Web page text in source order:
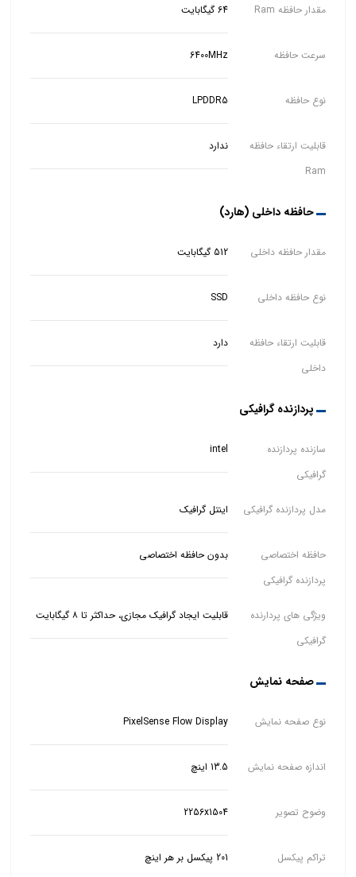
مقدار حافظه Ram 64 گیگابایت
سرعت حافظه 6400MHz
نوع حافظه LPDDR5
قابلیت ارتقاء حافظه
Ram
ندارد
حافظه داخلی (هارد)
مقدار حافظه داخلی 512 گیگابایت
نوع حافظه داخلی SSD
قابلیت ارتقاء حافظه
داخلی
دارد
پردازنده گرافیکی
سازنده پردازنده
گرافیکی
intel
مدل پردازنده گرافیکی اینتل گرافیک
حافظه اختصاصی
پردازنده گرافیکی
بدون حافظه اختصاصی
ویژگی های پردارنده
گرافیکی
قابلیت ایجاد گرافیک مجازی، حداکثر تا ۸ گیگابایت
صفحه نمایش
نوع صفحه نمایش PixelSense Flow Display
اندازه صفحه نمایش 13.5 اینچ
وضوح تصویر 2256x1504
تراکم پیکسل 201 پیکسل بر هر اینچ